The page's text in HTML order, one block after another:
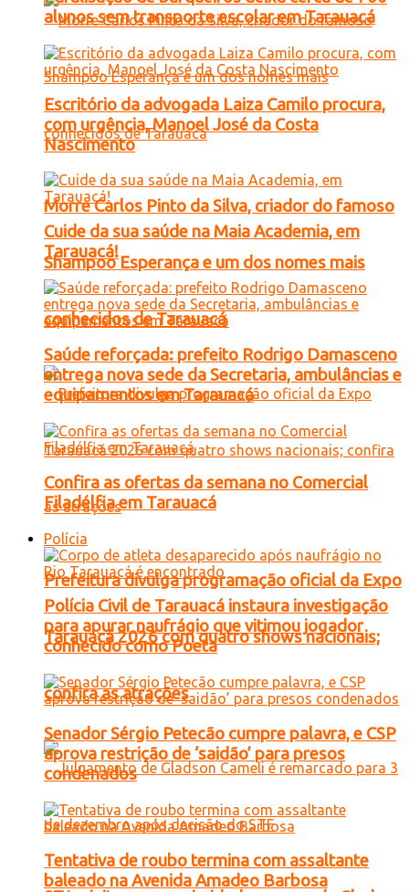
Morre Carlos Pinto da Silva, criador do famoso
Shampoo Esperança e um dos nomes mais
conhecidos de Tarauacá
Prefeitura divulga programação oficial da Expo
Tarauacá 2026 com quatro shows nacionais;
confira as atrações
alunos sem transporte escolar em Tarauacá
Escritório da advogada Laiza Camilo procura,
com urgência, Manoel José da Costa
Nascimento
Cuide da sua saúde na Maia Academia, em
Tarauacá!
Saúde reforçada: prefeito Rodrigo Damasceno
entrega nova sede da Secretaria, ambulâncias e
equipamentos em Tarauacá
Confira as ofertas da semana no Comercial
Filadélfia em Tarauacá
Polícia
Polícia Civil de Tarauacá instaura investigação
para apurar naufrágio que vitimou jogador
conhecido como Poeta
Senador Sérgio Petecão cumpre palavra, e CSP
aprova restrição de ‘saidão’ para presos
condenados
Tentativa de roubo termina com assaltante
baleado na Avenida Amadeo Barbosa